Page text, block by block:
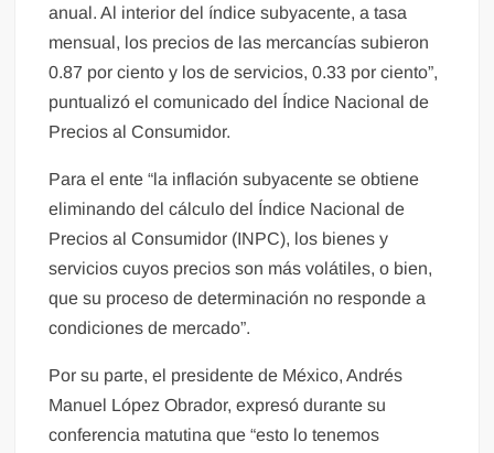
anual. Al interior del índice subyacente, a tasa
mensual, los precios de las mercancías subieron
0.87 por ciento y los de servicios, 0.33 por ciento”,
puntualizó el comunicado del Índice Nacional de
Precios al Consumidor.
Para el ente “la inflación subyacente se obtiene
eliminando del cálculo del Índice Nacional de
Precios al Consumidor (INPC), los bienes y
servicios cuyos precios son más volátiles, o bien,
que su proceso de determinación no responde a
condiciones de mercado”.
Por su parte, el presidente de México, Andrés
Manuel López Obrador, expresó durante su
conferencia matutina que “esto lo tenemos